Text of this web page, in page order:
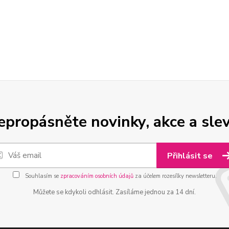
novinky, akce a
Přihlásit se
Souhlasím se zpracováním osobních údajůza účelem rozesílky newsletteru.
Můžete se kdykoli odhlásit. Zasíláme jednou za 14 dní.